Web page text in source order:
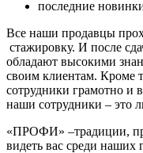
последние
Все наши продавцы
стажировку. И после
обладают высокими
своим клиентам. Кроме
сотрудники грамотно и
наши сотрудники – это
«ПРОФИ» –традиции,
видеть вас среди наших